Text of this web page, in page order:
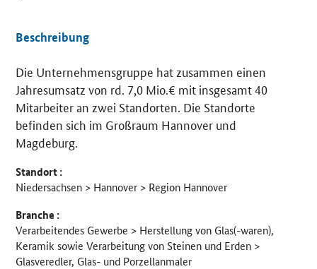
Details
Beschreibung
Die Unternehmensgruppe hat zusammen einen
Jahresumsatz von rd. 7,0 Mio.€ mit insgesamt 40
Mitarbeiter an zwei Standorten. Die Standorte
befinden sich im Großraum Hannover und
Magdeburg.
Standort :
Niedersachsen > Hannover > Region Hannover
Branche :
Verarbeitendes Gewerbe > Herstellung von Glas(-waren),
Keramik sowie Verarbeitung von Steinen und Erden >
Glasveredler, Glas- und Porzellanmaler